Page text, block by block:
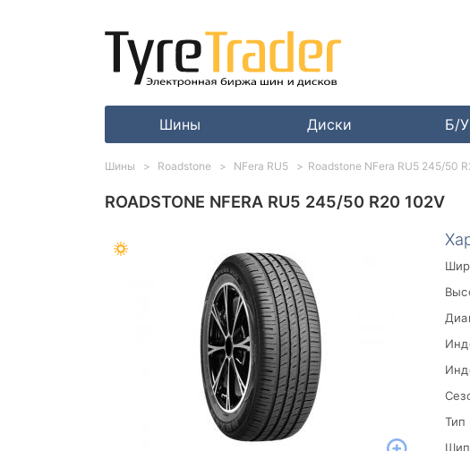
Шины Диски Б/
ROADSTONE NFERA RU5 245/50 R20 102V
Тип
Шины Roadstone NFera RU5 Roadstone NFera RU5 245/50